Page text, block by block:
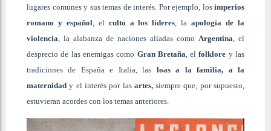
lugares comunes y sus temas de interés. Por ejemplo, losimperios
romano y español, el culto a los líderes, laapología de la
violencia, la alabanza de naciones aliadas como Argentina, el
desprecio de las enemigas como Gran Bretaña, elfolklore y las
tradiciones de España e Italia, las loas a la familia, a la
maternidady el interés por las artes,siempre que, por supuesto,
estuvieran acordes con los temas anteriores.